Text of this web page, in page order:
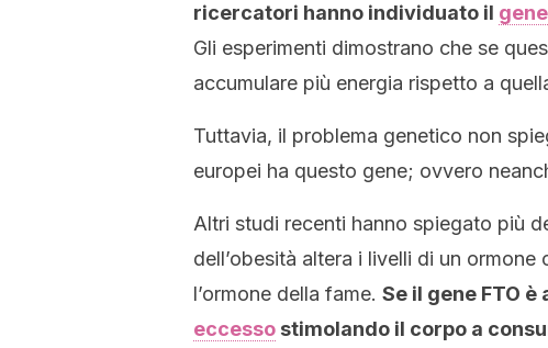
ricercatori hanno individuato il
Gli esperimenti dimostrano che se
accumulare più energia rispetto a
Tuttavia, il problema genetico non
europei ha questo gene; ovvero
Altri studi recenti hanno spiegato più
dell’obesità altera i livelli di un
l’ormone della fame. Se il gene FTO è
eccesso stimolando il corpo a